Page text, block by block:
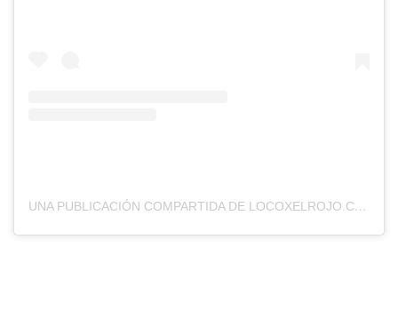
UNA PUBLICACIÓN COMPARTIDA DE LOCOXELROJO.COM (@LOCOXELROJOWEB)